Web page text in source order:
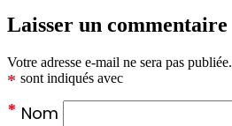
Laisser un commentaire
Votre adresse e-mail ne sera pas publiée.
sont indiqués avec
*
Nom
*